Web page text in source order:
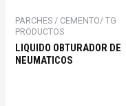
PARCHES / CEMENTO/ TG
PRODUCTOS
LIQUIDO OBTURADOR DE
NEUMATICOS